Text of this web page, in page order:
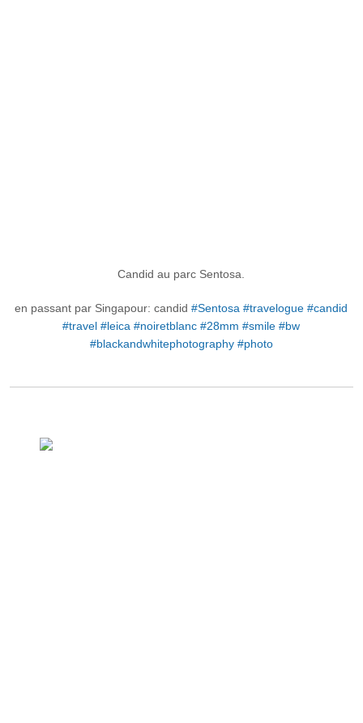
Candid au parc Sentosa.
en passant par Singapour: candid#Sentosa #travelogue #candid
#travel #leica #noiretblanc #28mm #smile #bw
#blackandwhitephotography #photo